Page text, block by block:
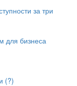
за три
для бизнеса
(?)